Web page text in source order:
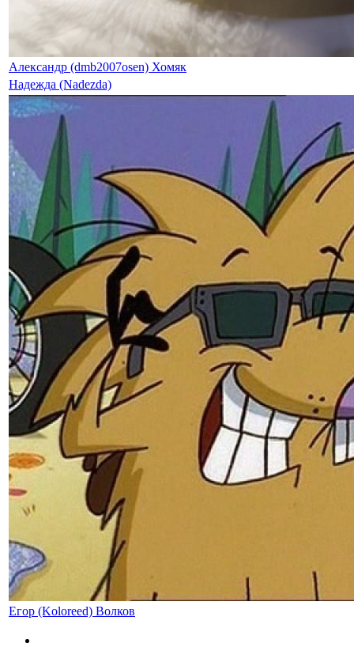
Александр (dmb2007osen) Хомяк
Надежда (Nadezda)
Егор (Koloreed) Волков